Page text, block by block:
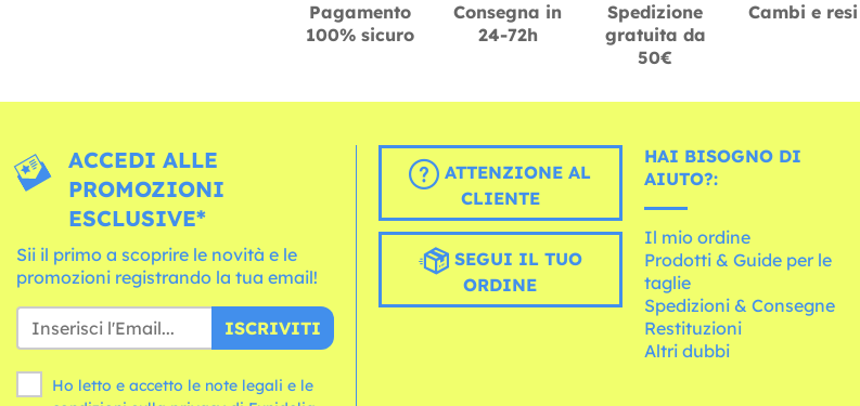
Pagamento
100% sicuro
Consegna in
24-72h
Spedizione
gratuita da
50€
Cambi e resi
ACCEDI ALLE
PROMOZIONI
ESCLUSIVE*
Sii il primo a scoprire le novità e le
promozioni registrando la tua email!
ISCRIVITI
Ho letto e accetto le note legali e le
ATTENZIONE AL
CLIENTE
SEGUI IL TUO
ORDINE
HAI BISOGNO DI
AIUTO?:
Il mio ordine
Prodotti & Guide per le
taglie
Spedizioni & Consegne
Restituzioni
Altri dubbi